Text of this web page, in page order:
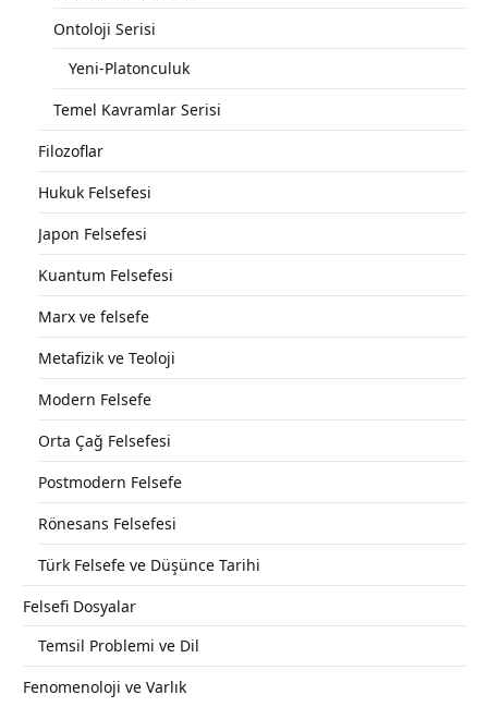
Ontoloji Serisi
Yeni-Platonculuk
Temel Kavramlar Serisi
Filozoflar
Hukuk Felsefesi
Japon Felsefesi
Kuantum Felsefesi
Marx ve felsefe
Metafizik ve Teoloji
Modern Felsefe
Orta Çağ Felsefesi
Postmodern Felsefe
Rönesans Felsefesi
Türk Felsefe ve Düşünce Tarihi
Felsefi Dosyalar
Temsil Problemi ve Dil
Fenomenoloji ve Varlık